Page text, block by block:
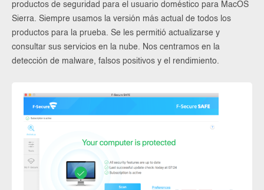
productos de seguridad para el usuario doméstico para MacOS
Sierra. Siempre usamos la versión más actual de todos los
productos para la prueba. Se les permitió actualizarse y
consultar sus servicios en la nube. Nos centramos en la
detección de malware, falsos positivos y el rendimiento.